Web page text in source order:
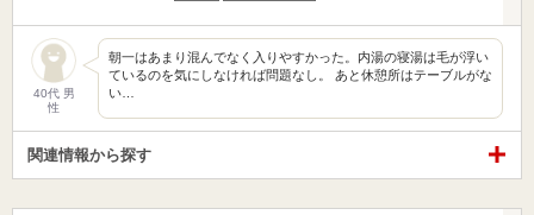
40代 男
性
朝一はあまり混んでなく入りやすかった。内湯の寝湯は毛が浮い
ているのを気にしなければ問題なし。 あと休憩所はテーブルがな
い…
関連情報から探す